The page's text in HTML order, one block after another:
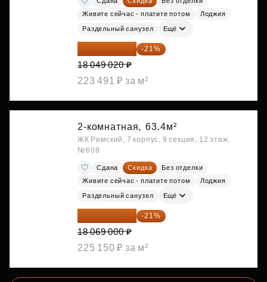
Живите сейчас - платите потом
Лоджия
Раздельный санузел Ещё
14 258 726 ₽ -21%
18 049 020 ₽
223 491 ₽ за м²
2-комнатная, 63.4м²
ЖК Римский, 7 корпус, 9 секция, 12 этаж,
№608
Сдана Скидка
Без отделки
Живите сейчас - платите потом
Лоджия
Раздельный санузел Ещё
14 274 510 ₽ -21%
18 069 000 ₽
225 150 ₽ за м²